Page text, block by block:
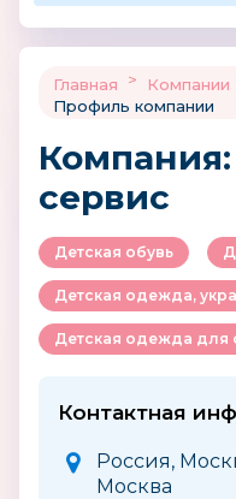
Главная > Компании
Профиль компании
сервис
Детская обувь
Детская одежда для
Контактная
Россия,
Москва